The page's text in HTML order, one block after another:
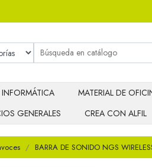
MATERIAL DE
GENERALES CREA CON ALFIL
BARRA DE SONIDO NGS